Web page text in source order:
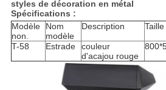
styles de décoration en métal
Spécifications :
Modèle
non.
Nom
modèle
Description
T-58
Estrade
couleur
d'acajou rouge